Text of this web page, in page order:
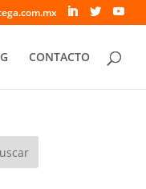
CONTACTO